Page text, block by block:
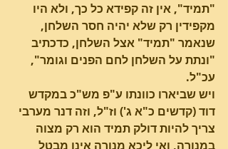
"תמיד", אין זה קפידא כל כך, ולא היו
מקפידין רק שלא יהיה חסר השלחן,
שנאמר "תמיד" אצל השלחן, כדכתיב
"ונתת על השלחן לחם הפנים וגומר",
עכ"ל.
ויש שביארו כוונתו ע"פ מש"כ במקדש
דוד (קדשים כ"א ג') וז"ל, וזה דנר מערבי
צריך להיות דולק תמיד הוא רק מצוה
במנורה, ואי ליכא מנורה אינו מבטל